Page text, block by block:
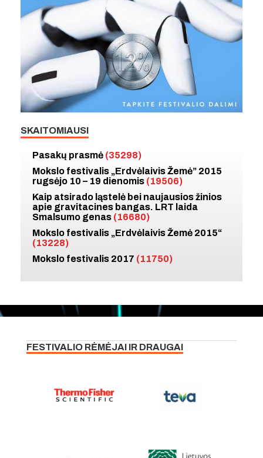
SKAITOMIAUSI
Pasakų prasmė (35298)
Mokslo festivalis „Erdvėlaivis Žemė” 2015
rugsėjo 10 – 19 dienomis (19506)
Kaip atsirado ląstelė bei naujausios žinios
apie gravitacines bangas. LRT laida
Smalsumo genas (16680)
Mokslo festivalis „Erdvėlaivis Žemė 2015“
(13228)
Mokslo festivalis 2017 (11750)
FESTIVALIO RĖMĖJAI IR DRAUGAI